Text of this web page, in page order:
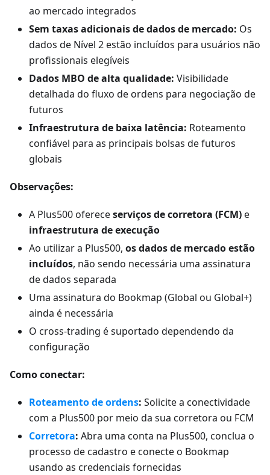
ao mercado integrados
Sem taxas adicionais de dados de mercado: Os
dados de Nível 2 estão incluídos para usuários não
profissionais elegíveis
Dados MBO de alta qualidade: Visibilidade
detalhada do fluxo de ordens para negociação de
futuros
Infraestrutura de baixa latência: Roteamento
confiável para as principais bolsas de futuros
globais
Observações:
A Plus500 ofereceserviços de corretora (FCM)e
infraestrutura de execução
Ao utilizar a Plus500, os dados de mercado estão
incluídos, não sendo necessária uma assinatura
de dados separada
Uma assinatura do Bookmap (Global ou Global+)
ainda é necessária
O cross-trading é suportado dependendo da
configuração
Como conectar:
Roteamento de ordens: Solicite a conectividade
com a Plus500 por meio da sua corretora ou FCM
Corretora: Abra uma conta na Plus500, conclua o
processo de cadastro e conecte o Bookmap
usando as credenciais fornecidas